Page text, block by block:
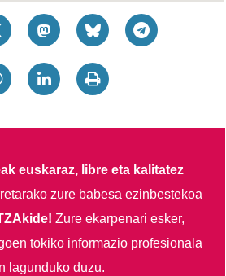
euskaraz, libre eta kalitatez
zure babesa ezinbestekoa
Zure ekarpenari esker,
tokiko informazio profesionala
lagunduko duzu.